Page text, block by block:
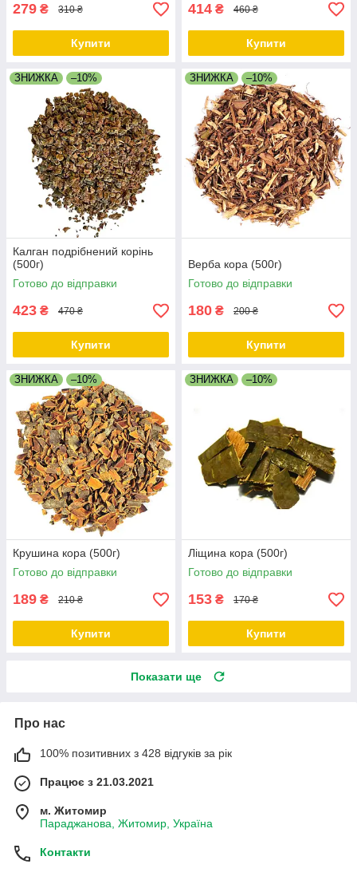
279 ₴ 310 ₴
Купити
414 ₴ 460 ₴
Купити
ЗНИЖКА –10%
Калган подрібнений корінь
(500г)
Готово до відправки
423 ₴ 470 ₴
Купити
ЗНИЖКА –10%
Верба кора (500г)
Готово до відправки
180 ₴ 200 ₴
Купити
ЗНИЖКА –10%
Крушина кора (500г)
Готово до відправки
189 ₴ 210 ₴
Купити
ЗНИЖКА –10%
Ліщина кора (500г)
Готово до відправки
153 ₴ 170 ₴
Купити
Показати ще
Про нас
100% позитивних з 428 відгуків за рік
Працює з 21.03.2021
м. Житомир
Параджанова, Житомир, Україна
Контакти